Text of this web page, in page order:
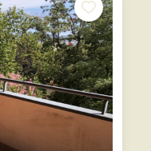
Exclusivité Nouveauté